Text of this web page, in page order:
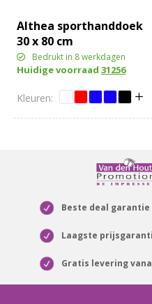
Althea sporthanddoek
30 x 80 cm
Bedrukt in 8 werkdagen
Huidige voorraad31256
Beste deal garantie
Laagste
Gratis levering